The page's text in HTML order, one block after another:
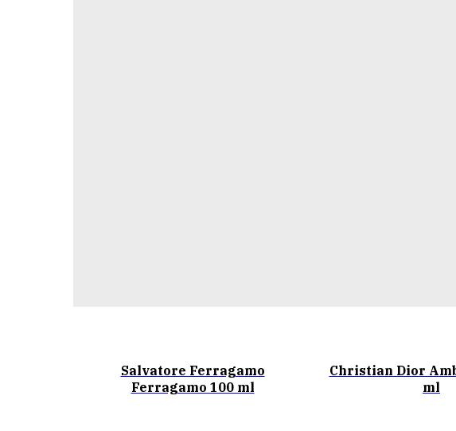
Salvatore Ferragamo
Ferragamo 100 ml
Christian Dior
ml